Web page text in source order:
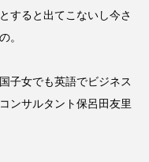
すると出てこないし今さ
。
子女でも英語でビジネス
ンサルタント保呂田友里